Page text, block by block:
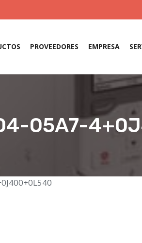
PROVEEDORES EMPRESA
05A7-